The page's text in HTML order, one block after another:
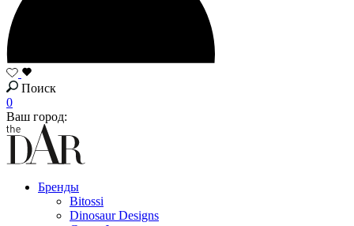
Поиск
0
Ваш город:
Бренды
Bitossi
Dinosaur Designs